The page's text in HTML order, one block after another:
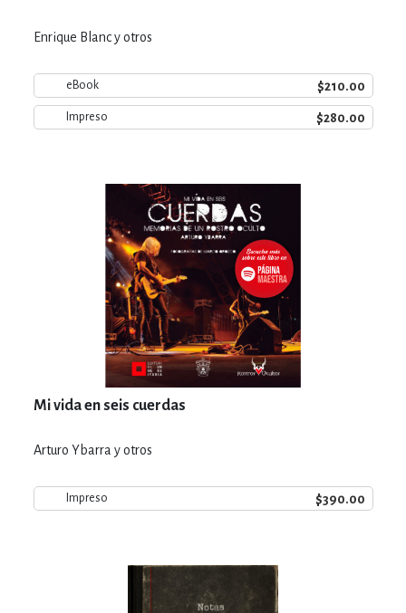
Enrique Blanc y otros
eBook $210.00
Impreso $280.00
Mi vida en seis cuerdas
Arturo Ybarra y otros
Impreso $390.00